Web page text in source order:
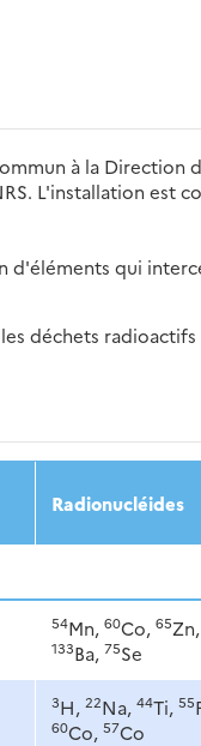
à la Direction
L'installation est
qui
déchets
Radionucléides
54Mn, 60Co, 65Zn,
133Ba, 75Se
3H, 22Na, 44Ti, 55
60Co, 57Co